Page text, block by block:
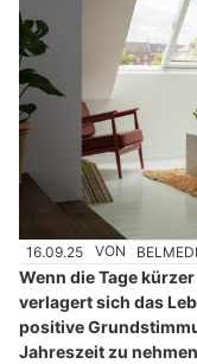
16.09.25 VON
Wenn die Tage
verlagert sich das
positive
Jahreszeit zu